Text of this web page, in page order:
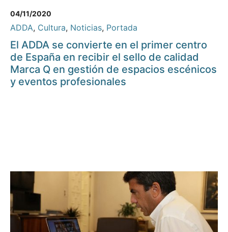
04/11/2020
ADDA, Cultura, Noticias, Portada
El ADDA se convierte en el primer centro
de España en recibir el sello de calidad
Marca Q en gestión de espacios escénicos
y eventos profesionales